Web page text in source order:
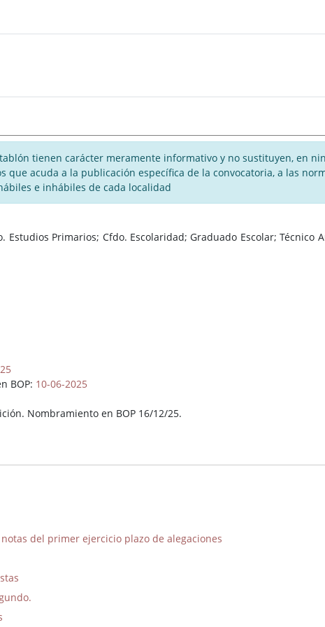
tienen carácter meramente informativo y no sustituyen, en
que acuda a la publicación específica de la convocatoria, a las
e inhábiles de cada localidad
Estudios Primarios; Cfdo. Escolaridad; Graduado Escolar; Técnico
BOP: 10-06-2025
Nombramiento en BOP 16/12/25.
del primer ejercicio plazo de alegaciones